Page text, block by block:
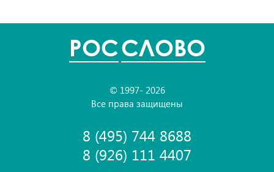
POCСЛОВО
© 1997- 2026
Все права защищены
8 (495) 744 8688
8 (926) 111 4407